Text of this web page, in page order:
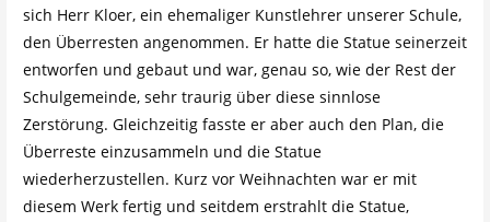
sich Herr Kloer, ein ehemaliger Kunstlehrer unserer Schule,
den Überresten angenommen. Er hatte die Statue seinerzeit
entworfen und gebaut und war, genau so, wie der Rest der
Schulgemeinde, sehr traurig über diese sinnlose
Zerstörung. Gleichzeitig fasste er aber auch den Plan, die
Überreste einzusammeln und die Statue
wiederherzustellen. Kurz vor Weihnachten war er mit
diesem Werk fertig und seitdem erstrahlt die Statue,